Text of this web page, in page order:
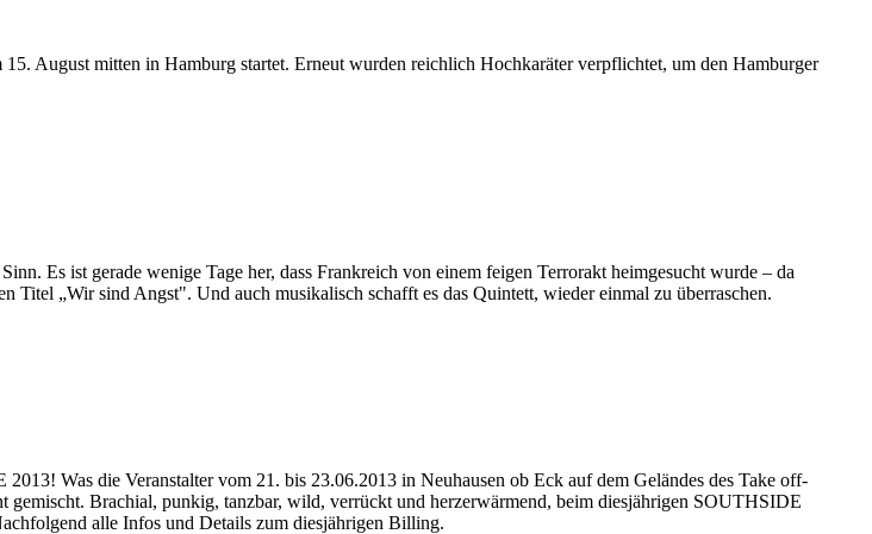
August mitten in Hamburg startet. Erneut wurden reichlich Hochkaräter verpflichtet, um den Hamburger
Es ist gerade wenige Tage her, dass Frankreich von einem feigen Terrorakt heimgesucht wurde – da
„Wir sind Angst". Und auch musikalisch schafft es das Quintett, wieder einmal zu überraschen.
Was die Veranstalter vom 21. bis 23.06.2013 in Neuhausen ob Eck auf dem Geländes des Take off-
gemischt. Brachial, punkig, tanzbar, wild, verrückt und herzerwärmend, beim diesjährigen SOUTHSIDE
alle Infos und Details zum diesjährigen Billing.